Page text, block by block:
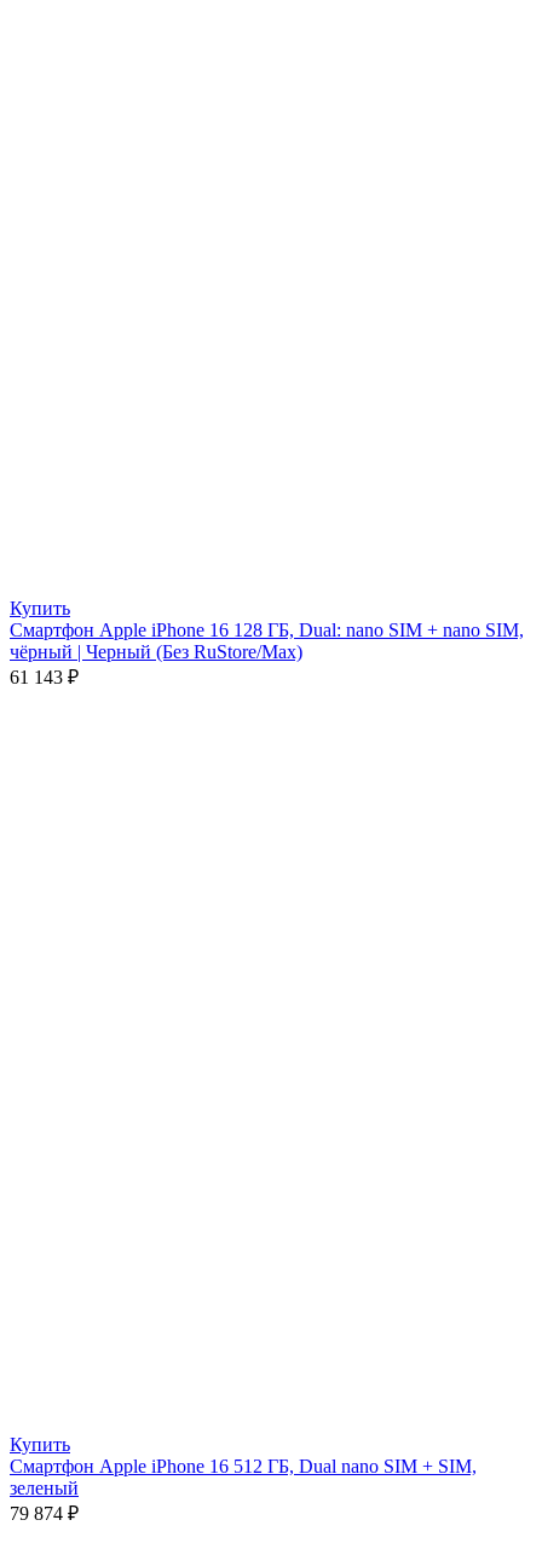
Купить
Смартфон Apple iPhone 16 128 ГБ, Dual: nano SIM + nano SIM,
чёрный | Черный (Без RuStore/Max)
61 143 ₽
Купить
Смартфон Apple iPhone 16 512 ГБ, Dual nano SIM + SIM,
зеленый
79 874 ₽